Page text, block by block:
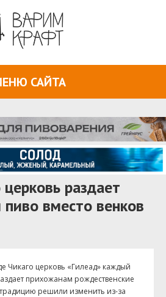
САЙТА
раздает
вместо венков
Чикаго церковь «Гилеад» каждый
прихожанам рождественские
решили изменить из-за